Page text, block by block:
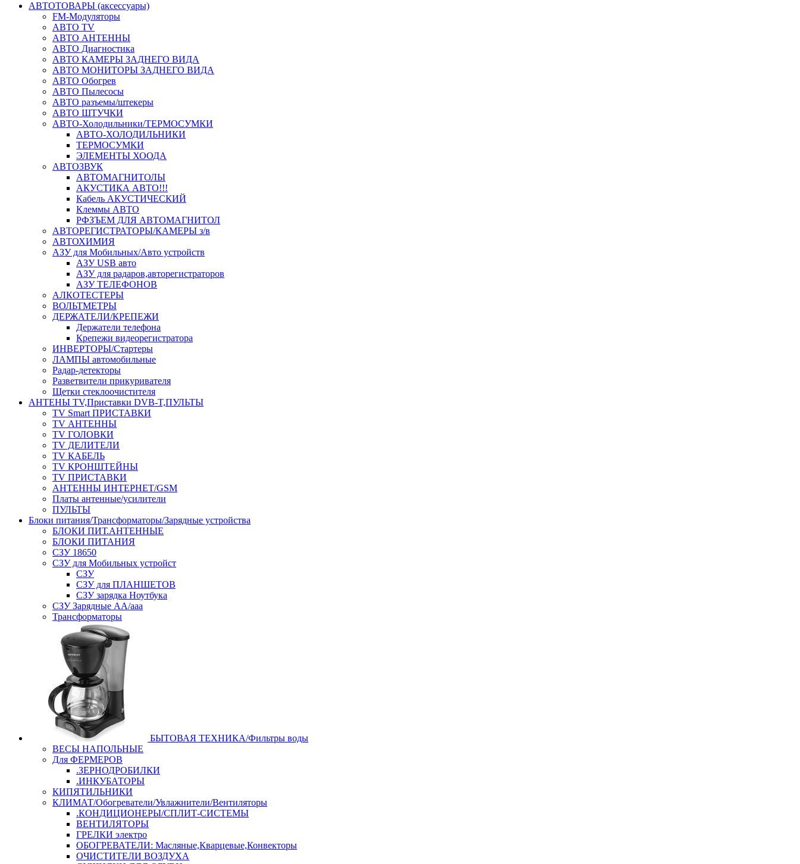
АВТОТОВАРЫ (аксессуары)
FM-Модуляторы
АВТО TV
АВТО АНТЕННЫ
АВТО Диагностика
АВТО КАМЕРЫ ЗАДНЕГО ВИДА
АВТО МОНИТОРЫ ЗАДНЕГО ВИДА
АВТО Обогрев
АВТО Пылесосы
АВТО разъемы/штекеры
АВТО ШТУЧКИ
АВТО-Холодильники/ТЕРМОСУМКИ
АВТО-ХОЛОДИЛЬНИКИ
ТЕРМОСУМКИ
ЭЛЕМЕНТЫ ХООДА
АВТОЗВУК
АВТОМАГНИТОЛЫ
АКУСТИКА АВТО!!!
Кабель АКУСТИЧЕСКИЙ
Клеммы АВТО
РФЗЪЕМ ДЛЯ АВТОМАГНИТОЛ
АВТОРЕГИСТРАТОРЫ/КАМЕРЫ з/в
АВТОХИМИЯ
АЗУ для Мобильных/Авто устройств
АЗУ USB авто
АЗУ для радаров,авторегистраторов
АЗУ ТЕЛЕФОНОВ
АЛКОТЕСТЕРЫ
ВОЛЬТМЕТРЫ
ДЕРЖАТЕЛИ/КРЕПЕЖИ
Держатели телефона
Крепежи видеорегистратора
ИНВЕРТОРЫ/Стартеры
ЛАМПЫ автомобильные
Радар-детекторы
Разветвители прикуривателя
Щетки стеклоочистителя
АНТЕНЫ ТV,Приставки DVB-T,ПУЛЬТЫ
TV Smart ПРИСТАВКИ
TV АНТЕННЫ
TV ГОЛОВКИ
TV ДЕЛИТЕЛИ
TV КАБЕЛЬ
TV КРОНШТЕЙНЫ
TV ПРИСТАВКИ
АНТЕННЫ ИНТЕРНЕТ/GSM
Платы антенные/усилители
ПУЛЬТЫ
Блоки питания/Трансформаторы/Зарядные устройства
БЛОКИ ПИТ.АНТЕННЫЕ
БЛОКИ ПИТАНИЯ
СЗУ 18650
СЗУ для Мобильных устройст
СЗУ
СЗУ для ПЛАНШЕТОВ
СЗУ зарядка Ноутбука
СЗУ Зарядные АА/ааа
Трансформаторы
БЫТОВАЯ ТЕХНИКА/Фильтры воды
ВЕСЫ НАПОЛЬНЫЕ
Для ФЕРМЕРОВ
.ЗЕРНОДРОБИЛКИ
.ИНКУБАТОРЫ
КИПЯТИЛЬНИКИ
КЛИМАТ/Обогреватели/Увлажнители/Вентиляторы
.КОНДИЦИОНЕРЫ/СПЛИТ-СИСТЕМЫ
ВЕНТИЛЯТОРЫ
ГРЕЛКИ электро
ОБОГРЕВАТЕЛИ: Масляные,Кварцевые,Конвекторы
ОЧИСТИТЕЛИ ВОЗДУХА